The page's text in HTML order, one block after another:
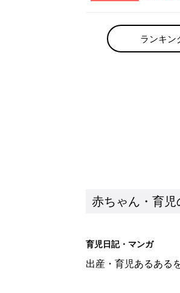
ランキン
赤ちゃん・育
育児日記・マンガ
出産・育児あるある